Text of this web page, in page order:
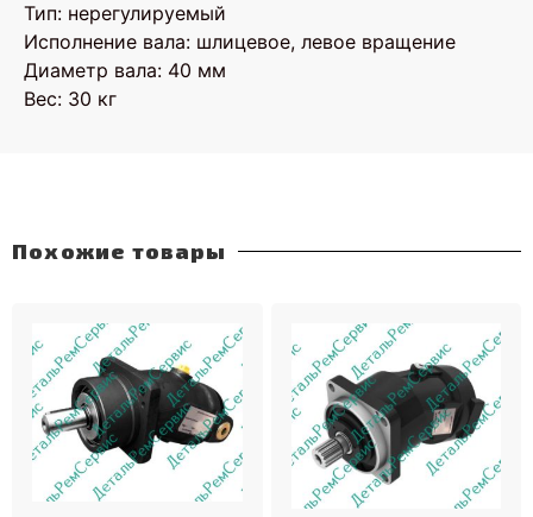
Тип: нерегулируемый
Исполнение вала: шлицевое, левое вращение
Диаметр вала: 40 мм
Вес: 30 кг
Похожие товары